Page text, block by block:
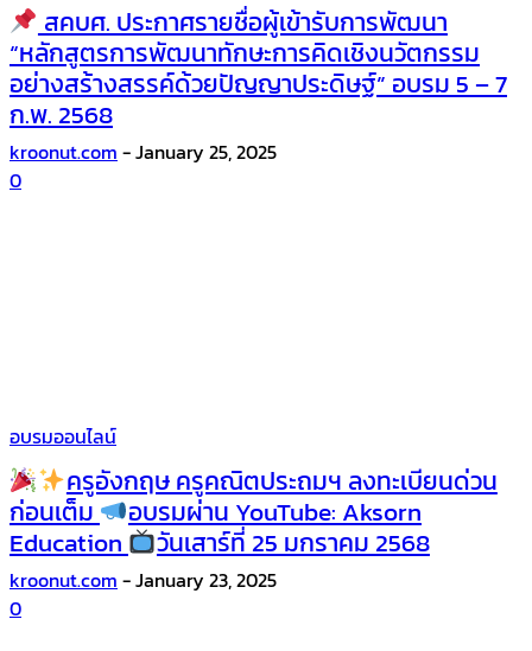
สคบศ. ประกาศรายชื่อผู้เข้ารับการพัฒนา
“หลักสูตรการพัฒนาทักษะการคิดเชิงนวัตกรรม
อย่างสร้างสรรค์ด้วยปัญญาประดิษฐ์” อบรม 5 – 7
ก.พ. 2568
kroonut.com -January 25, 2025
0
อบรมออนไลน์
ครูอังกฤษ ครูคณิตประถมฯ ลงทะเบียนด่วน
ก่อนเต็ม
อบรมผ่าน YouTube: Aksorn
Education
วันเสาร์ที่ 25 มกราคม 2568
kroonut.com -January 23, 2025
0